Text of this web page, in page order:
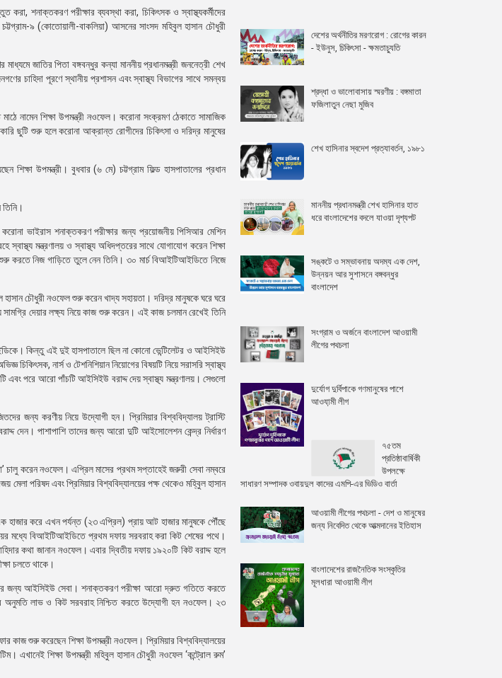
করা, শনাক্তকরণ পরীক্ষার ব্যবস্থা করা, চিকিৎসক ও স্বাস্থ্যকর্মীদের
চট্টগ্রাম-৯ (কোতোয়ালী-বাকলিয়া) আসনের সাংসদ মহিবুল হাসান চৌধুরী
জাতির পিতা বঙ্গবন্ধুর কন্যা মাননীয় প্রধানমন্ত্রী জননেত্রী শেখ
চাহিদা পূরণে স্থানীয় প্রশাসন এবং স্বাস্থ্য বিভাগের সাথে সমন্বয়
নামেন শিক্ষা উপমন্ত্রী নওফেল। করোনা সংক্রমণ ঠেকাতে সামাজিক
ছুটি শুরু হলে করোনা আক্রান্ত রোগীদের চিকিৎসা ও দরিদ্র মানুষের
শিক্ষা উপমন্ত্রী। বুধবার (৬ মে) চট্টগ্রাম ফিল্ড হাসপাতালের প্রধান
তিনি।
ভাইরাস শনাক্তকরণ পরীক্ষার জন্য প্রয়োজনীয় পিসিআর মেশিন
মন্ত্রণালয় ও স্বাস্থ্য অধিদপ্তরের সাথে যোগাযোগ করেন শিক্ষা
করতে নিজ গাড়িতে তুলে নেন তিনি। ৩০ মার্চ বিআইটিআইডিতে নিজে
হাসান চৌধুরী নওফেল শুরু করেন খাদ্য সহায়তা। দরিদ্র মানুষকে ঘরে ঘরে
দেয়ার লক্ষ্য নিয়ে কাজ শুরু করেন। এই কাজ চলমান রেখেই তিনি
কিন্তু এই দুই হাসপাতালে ছিল না কোনো ভেন্টিলেটর ও আইসিইউ
চিকিৎসক, নার্স ও টেশনিশিয়ান নিয়োগের বিষয়টি নিয়ে সরাসরি স্বাস্থ্য
এবং পরে আরো পাঁচটি আইসিইউ বরাদ্দ দেয় স্বাস্থ্য মন্ত্রণালয়। সেগুলো
জন্য করণীয় নিয়ে উদ্যোগী হন। প্রিমিয়ার বিশ্ববিদ্যালয় ট্রাস্টি
দেন। পাশাপাশি তাদের জন্য আরো দুটি আইসোলেশন কেন্দ্র নির্ধারণ
চালু করেন নওফেল। এপ্রিল মাসের প্রথম সপ্তাহেই জরুরী সেবা নম্বরে
পরিষদ এবং প্রিমিয়ার বিশ্ববিদ্যালয়ের পক্ষ থেকেও মহ্বিুল হাসান
হাজার করে এখন পর্যন্ত (২৩ এপ্রিল) প্রায় আট হাজার মানুষকে পৌঁছে
মধ্যে বিআইটিআইডিতে প্রথম দফায় সরবরাহ করা কিট শেষের পথে।
কথা জানান নওফেল। এবার দ্বিতীয় দফায় ১৯২০টি কিট বরাদ্দ হলে
চলতে থাকে।
জন্য আইসিইউ সেবা। শনাক্তকরণ পরীক্ষা আরো দ্রুত গতিতে করতে
অনুমতি লাভ ও কিট সরবরাহ নিশ্চিত করতে উদ্যোগী হন নওফেল। ২৩
শুরু করেছেন শিক্ষা উপমন্ত্রী নওফেল। প্রিমিয়ার বিশ্ববিদ্যালয়ের
এখানেই শিক্ষা উপমন্ত্রী মহিবুল হাসান চৌধুরী নওফেল ‘কন্ট্রোল রুম’
দেশের অর্থনীতির মরণরোগ : রোগের কারন
- ইউনুস, চিকিৎসা - ক্ষমতাচ্যুতি
শ্রদ্ধা ও ভালোবাসায় স্মরণীয় : বঙ্গমাতা
ফজিলাতুন নেছা মুজিব
শেখ হাসিনার স্বদেশ প্রত্যাবর্তন, ১৯৮১
মাননীয় প্রধানমন্ত্রী শেখ হাসিনার হাত
ধরে বাংলাদেশের বদলে যাওয়া দৃশ্যপট
সঙ্কটে ও সম্ভাবনায় অদম্য এক দেশ,
উন্নয়ন আর সুশাসনে বঙ্গবন্ধুর
বাংলাদেশ
সংগ্রাম ও অর্জনে বাংলাদেশ আওয়ামী
লীগের পথচলা
দুর্যোগ দুর্বিপাকে গণমানুষের পাশে
আওযা়মী লীগ
৭৫তম
প্রতিষ্ঠাবার্ষিকী
উপলক্ষে
সাধারণ সম্পাদক ওবায়দুল কাদের এমপি-এর ভিডিও বার্তা
আওয়ামী লীগের পথচলা - দেশ ও মানুষের
জন্য নিবেদিত থেকে আত্মদানের ইতিহাস
বাংলাদেশের রাজনৈতিক সংস্কৃতির
মূলধারা আওয়ামী লীগ